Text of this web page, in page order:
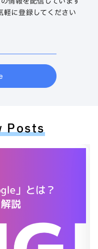
軽に登録してください
Posts